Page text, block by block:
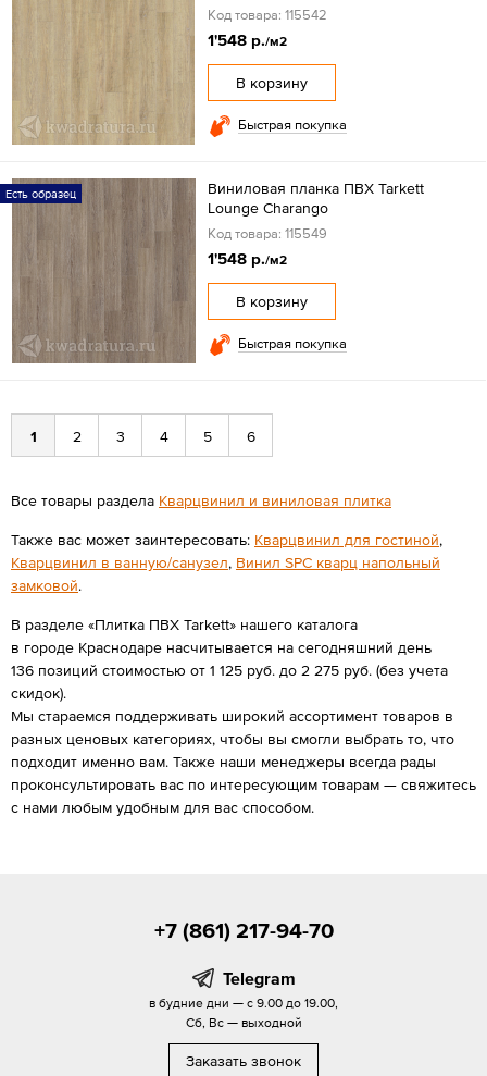
Код товара: 115542
1'548 р./м2
В корзину
Быстрая покупка
Есть образец
Виниловая планка ПВХ Tarkett
Lounge Charango
Код товара: 115549
1'548 р./м2
В корзину
Быстрая покупка
1 2 3 4 5 6
Все товары раздела Кварцвинил и виниловая плитка
Также вас может заинтересовать: Кварцвинил для гостиной,
Кварцвинил в ванную/санузел, Винил SPC кварц напольный
замковой.
В разделе «Плитка ПВХ Tarkett» нашего каталога
в городе Краснодаре насчитывается на сегодняшний день
136 позиций стоимостью от 1 125 руб. до 2 275 руб. (без учета
скидок).
Мы стараемся поддерживать широкий ассортимент товаров в
разных ценовых категориях, чтобы вы смогли выбрать то, что
подходит именно вам. Также наши менеджеры всегда рады
проконсультировать вас по интересующим товарам — свяжитесь
с нами любым удобным для вас способом.
+7 (861) 217-94-70
Telegram
в будние дни — с 9.00 до 19.00,
Сб, Вс — выходной
Заказать звонок